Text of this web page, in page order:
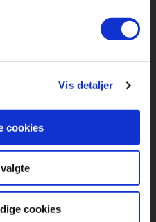
Vis detaljer
cookies
cookies